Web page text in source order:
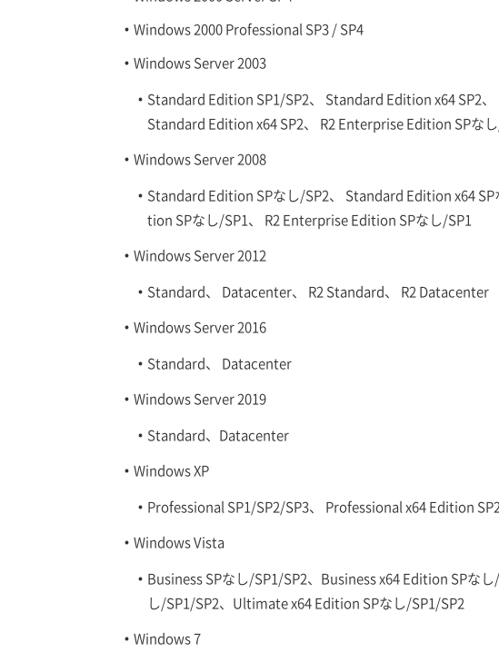
Windows 2000 Professional SP3 / SP4
Windows Server 2003
Standard Edition SP1/SP2、 Standard Edition x64 SP2
Standard Edition x64 SP2、 R2 Enterprise Edition SPな
Windows Server 2008
Standard Edition SPなし/SP2、 Standard Edition x64
tion SPなし/SP1、 R2 Enterprise Edition SPなし/SP1
Windows Server 2012
Standard、 Datacenter、 R2 Standard、 R2 Datacenter
Windows Server 2016
Standard、 Datacenter
Windows Server 2019
Standard、Datacenter
Windows XP
Professional SP1/SP2/SP3、 Professional x64 Edition SP2
Windows Vista
Business SPなし/SP1/SP2、Business x64 Edition SPな
し/SP1/SP2、Ultimate x64 Edition SPなし/SP1/SP2
Windows 7